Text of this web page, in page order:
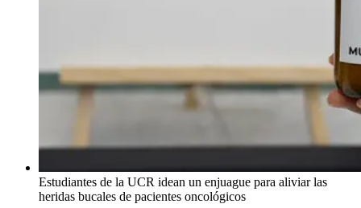
Estudiantes de la UCR idean un enjuague para aliviar las
heridas bucales de pacientes oncológicos